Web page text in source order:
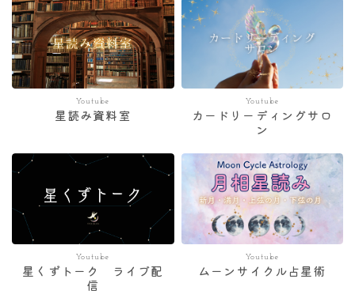
Youtube
星読み資料室
Youtube
カードリーディングサロ
ン
Youtube
星くずトーク ライブ配
信
Youtube
ムーンサイクル占星術